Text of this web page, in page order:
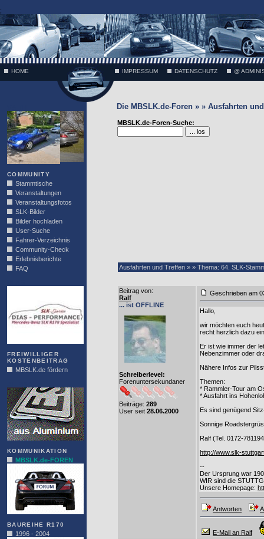
;
HOME IMPRESSUM DATENSCHUTZ @
COMMUNITY
Stammtische
Veranstaltungen
Veranstaltungsfotos
SLK-Bilder
Bilder hochladen
User-Suche
Fahrer-Verzeichnis
Community-Check
Erlebnisberichte
FAQ
FREIWILLIGER
KOSTENBEITRAG
MBSLK.de fördern
KOMMUNIKATION
MBSLK.de-FOREN
BAUREIHE R170
1996 - 2004
Die MBSLK.de-Foren » » Ausfahrten
MBSLK.de-Foren-Suche:
Ausfahrten und Treffen » » Thema: 64. SLK-
Beitrag von:
Ralf
... ist OFFLINE
Schreiberlevel:
Forenuntersekundaner
Beiträge: 289
User seit 28.06.2000
Geschrieben
Hallo,
wir möchten euch
recht herzlich dazu
Er ist wie immer der
Nebenzimmer oder
Nähere Infos zur
Themen:
* Rammler-Tour am
* Ausfahrt ins
Es sind genügend
Sonnige
Ralf (Tel. 0172-
http://www.slk-
--
Der Ursprung war
WIR sind die
Unsere Homepage:
Antworten
E-Mail an Ralf